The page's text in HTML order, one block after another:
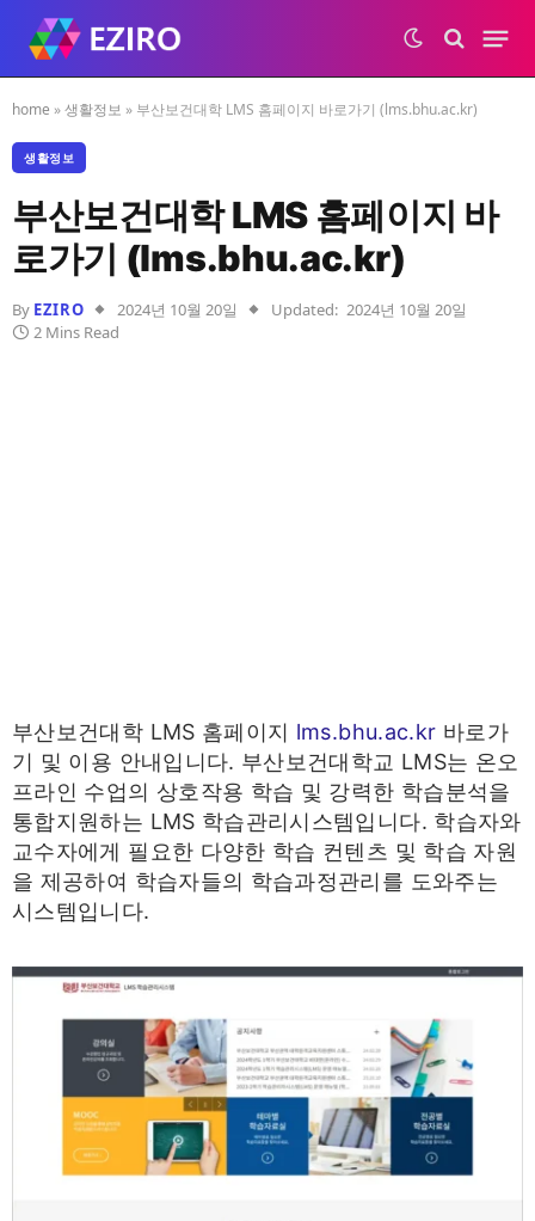
home »생활정보 » 부산보건대학 LMS 홈페이지 바로가기 (lms.bhu.ac.kr)
생활정보
부산보건대학 LMS 홈페이지 바
로가기 (lms.bhu.ac.kr)
By EZIRO 2024년 10월 20일 Updated: 2024년 10월 20일
2 Mins Read
부산보건대학 LMS 홈페이지 lms.bhu.ac.kr 바로가
기 및 이용 안내입니다. 부산보건대학교 LMS는 온오
프라인 수업의 상호작용 학습 및 강력한 학습분석을
통합지원하는 LMS 학습관리시스템입니다. 학습자와
교수자에게 필요한 다양한 학습 컨텐츠 및 학습 자원
을 제공하여 학습자들의 학습과정관리를 도와주는
시스템입니다.